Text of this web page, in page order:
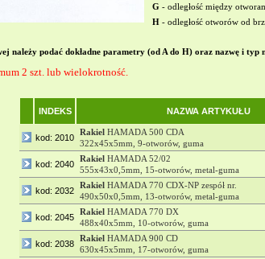
G - odległość między
H - odległość otworów od
należy podać dokładne parametry (od A do H) oraz nazwę i typ
2 szt. lub wielokrotność.
INDEKS NAZWA ARTYKUŁU
kod: 2010
Rakiel HAMADA 500 CDA
322x45x5mm, 9-otworów, guma
kod: 2040
Rakiel HAMADA 52/02
555x43x0,5mm, 15-otworów, metal-guma
kod: 2032
Rakiel HAMADA 770 CDX-NP zespół nr.
490x50x0,5mm, 13-otworów, metal-guma
kod: 2045
Rakiel HAMADA 770 DX
488x40x5mm, 10-otworów, guma
kod: 2038
Rakiel HAMADA 900 CD
630x45x5mm, 17-otworów, guma